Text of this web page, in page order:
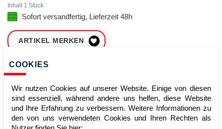
Inhalt 1 Stück
Sofort versandfertig, Lieferzeit 48h
ARTIKEL MERKEN
ZUM WARENKORB
Sofort lieferbar
COOKIES
Wir nutzen Cookies auf unserer Website. Einige von diesen
sind essenziell, während andere uns helfen, diese Website
und Ihre Erfahrung zu verbessern. Weitere Informationen zu
den von uns verwendeten Cookies und Ihren Rechten als